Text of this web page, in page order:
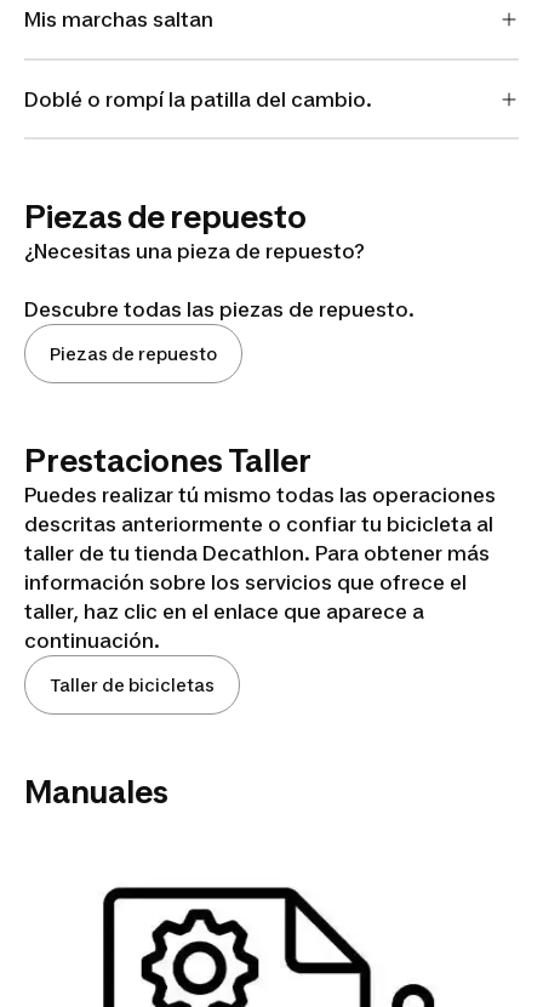
Mis marchas saltan
Doblé o rompí la patilla del cambio.
Piezas de repuesto
¿Necesitas una pieza de repuesto?
Descubre todas las piezas de repuesto.
Piezas de repuesto
Prestaciones Taller
Puedes realizar tú mismo todas las operaciones
descritas anteriormente o confiar tu bicicleta al
taller de tu tienda Decathlon. Para obtener más
información sobre los servicios que ofrece el
taller, haz clic en el enlace que aparece a
continuación.
Taller de bicicletas
Manuales